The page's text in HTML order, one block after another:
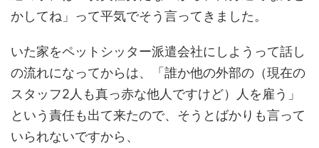
かしてね」って平気でそう言ってきました。
いた家をペットシッター派遣会社にしようって話し
の流れになってからは、「誰か他の外部の（現在の
スタッフ2人も真っ赤な他人ですけど）人を雇う」
という責任も出て来たので、そうとばかりも言って
いられないですから、